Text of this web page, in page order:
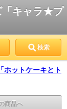
「キャラ★プ
検索
ットケーキとト
商品へ